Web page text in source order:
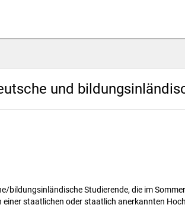
und
bildungsinländische Studierende, die im
einer staatlichen oder staatlich anerkannten